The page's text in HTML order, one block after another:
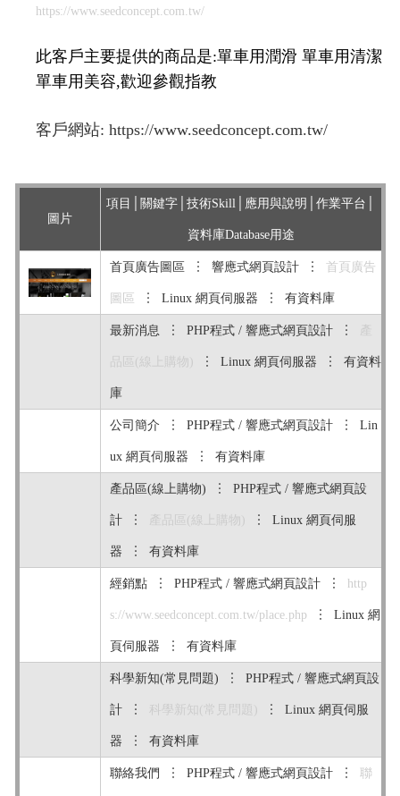
https://www.seedconcept.com.tw/
此客戶主要提供的商品是:單車用潤滑 單車用清潔
單車用美容,歡迎參觀指教
客戶網站: https://www.seedconcept.com.tw/
圖片
項目│關鍵字│技術Skill│應用與說明│作業平台│
資料庫Database用途
首頁廣告圖區 ︙ 響應式網頁設計 ︙ 首頁廣告
圖區 ︙ Linux 網頁伺服器 ︙ 有資料庫
最新消息 ︙ PHP程式 / 響應式網頁設計 ︙ 產
品區(線上購物) ︙ Linux 網頁伺服器 ︙ 有資料
庫
公司簡介 ︙ PHP程式 / 響應式網頁設計 ︙ Lin
ux 網頁伺服器 ︙ 有資料庫
產品區(線上購物) ︙ PHP程式 / 響應式網頁設
計 ︙ 產品區(線上購物) ︙ Linux 網頁伺服
器 ︙ 有資料庫
經銷點 ︙ PHP程式 / 響應式網頁設計 ︙ http
s://www.seedconcept.com.tw/place.php ︙ Linux 網
頁伺服器 ︙ 有資料庫
科學新知(常見問題) ︙ PHP程式 / 響應式網頁設
計 ︙ 科學新知(常見問題) ︙ Linux 網頁伺服
器 ︙ 有資料庫
聯絡我們 ︙ PHP程式 / 響應式網頁設計 ︙ 聯